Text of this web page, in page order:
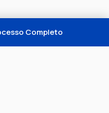
Completo